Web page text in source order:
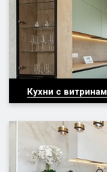
Кухни с